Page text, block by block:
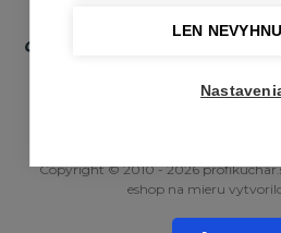
Copyright © 2010 - 2026
eshop na mieru
LEN